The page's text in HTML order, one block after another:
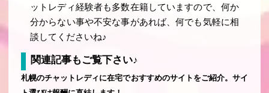
ットレディ経験者も多数在籍していますので、何か
分からない事や不安な事があれば、何でも気軽に相
談してくださいね♪
関連記事もご覧下さい♪
札幌のチャットレディに在宅でおすすめのサイトをご紹介。サイ